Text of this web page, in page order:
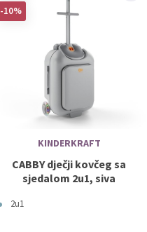
-10%
KINDERKRAFT
CABBY dječji kovčeg sa
sjedalom 2u1, siva
2u1